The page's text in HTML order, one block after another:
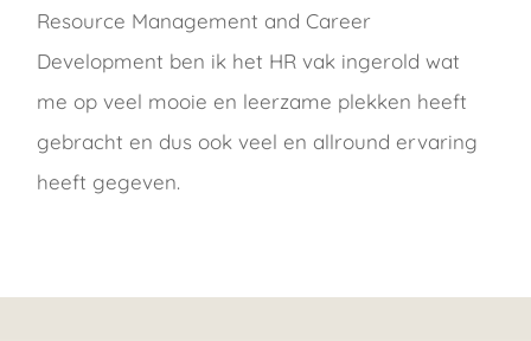
Resource Management and Career
Development ben ik het HR vak ingerold wat
me op veel mooie en leerzame plekken heeft
gebracht en dus ook veel en allround ervaring
heeft gegeven.